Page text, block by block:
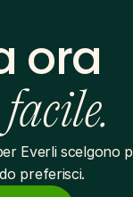
ora
Everli scelgono
preferisci.